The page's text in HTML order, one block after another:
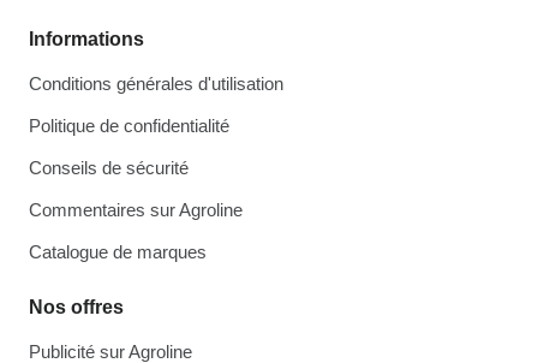
Informations
Conditions générales d'utilisation
Politique de confidentialité
Conseils de sécurité
Commentaires sur Agroline
Catalogue de marques
Nos offres
Publicité sur Agroline